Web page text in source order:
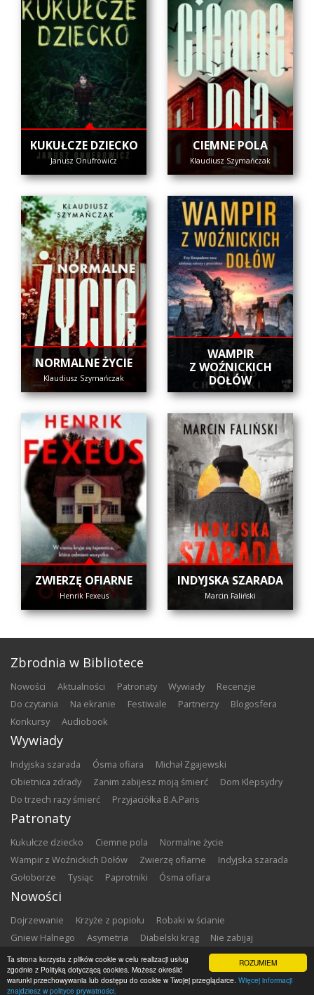
ROZUMIEM
Ta strona korzysta z plików cookie w celu realizacji usług
zgodnie z Polityką dotyczącą cookies. Możesz określić
warunki przechowywania lub dostępu do cookie w Twojej przeglądarce. Więcej informacji
znajdziesz w polityce prywatności.
KUKUŁCZE DZIECKO
Janusz Onufrowicz
CIEMNE POLA
Klaudiusz Szymańczak
NORMALNE ŻYCIE
Klaudiusz Szymańczak
WAMPIR
Z WOŹNICKICH
DOŁÓW
ZWIERZĘ OFIARNE
Henrik Fexeus
INDYJSKA SZARADA
Marcin Faliński
Zbrodnia w Bibliotece
nowości aktualności patronaty wywiady
recenzje
do czytania
na ekranie festiwale partnerzy
blogosfera
konkursy
audiobook
Wywiady
Indyjska szarada Ósma ofiara
Michał Zgajewski
Obietnica zdrady
Zanim zabijesz moją śmierć
Dom Klepsydry
Do trzech razy śmierć
Przyjaciółka B.A.Paris
Patronaty
Kukułcze dziecko Ciemne pola
Normalne życie
Wampir z Woźnickich Dołów
Zwierzę ofiarne
Indyjska szarada
Gołoborze
Tysiąc Paprotniki Ósma ofiara
Nowości
Dojrzewanie Krzyże z popiołu
Robaki w ścianie
Gniew Halnego
Asymetria Diabelski krąg
Nie zabijaj
Dowody zbrodni
Zemsta Matki chrzestne
Copyright ©2026Zbrodnia w Bibliotece